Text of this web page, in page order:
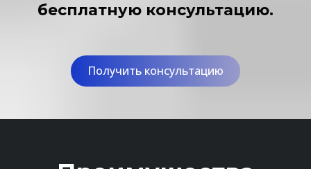
бесплатную консультацию.
Получить консультацию